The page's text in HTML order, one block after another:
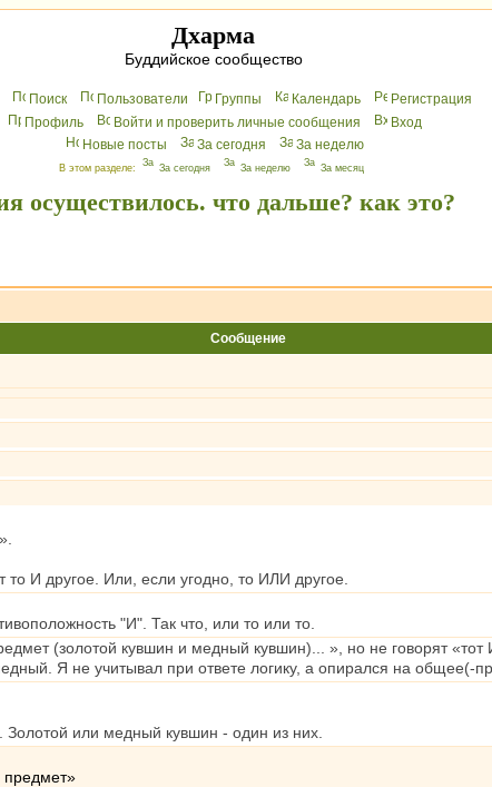
Дхарма
Буддийское сообщество
Поиск Пользователи Группы Календарь
Peгиcтрaция
Профиль
Войти и проверить личные сообщения
Вхoд
Новые посты
За сегодня За неделю
В этом разделе: За сегодня За неделю За месяц
осуществилось. что дальше? как это?
Сообщение
И другое. Или, если угодно, то ИЛИ другое.
"И". Так что, или то или то.
(золотой кувшин и медный кувшин)... », но не говорят
Я не учитывал при ответе логику, а опирался на общее(-
или медный кувшин - один из них.
предмет»